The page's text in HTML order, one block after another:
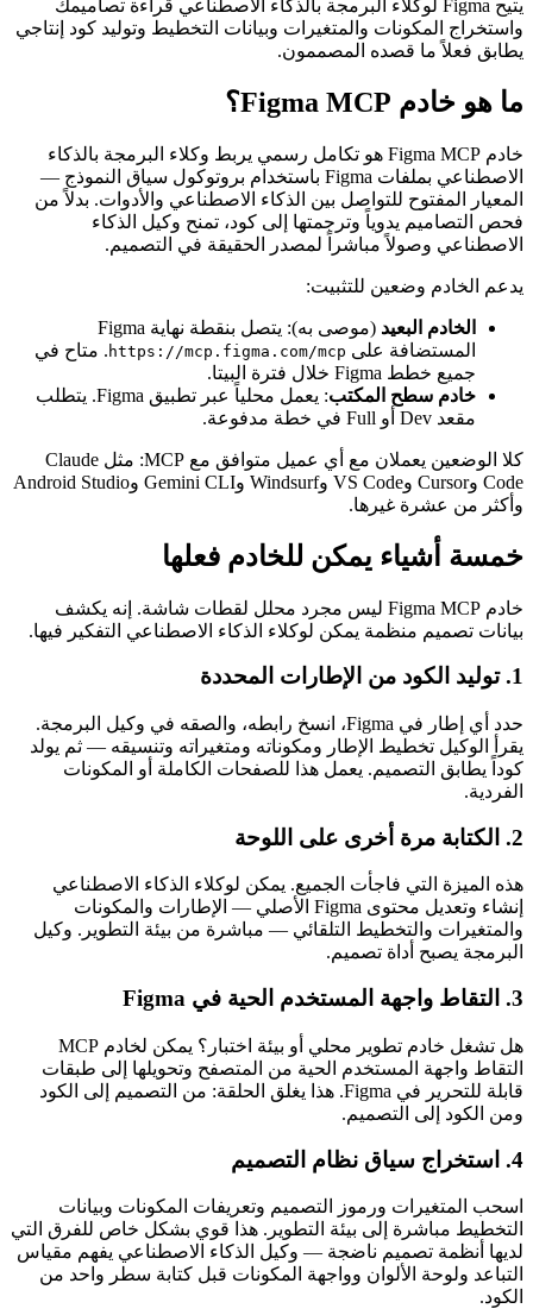
يتيح Figma لوكلاء البرمجة بالذكاء الاصطناعي قراءة تصاميمك
واستخراج المكونات والمتغيرات وبيانات التخطيط وتوليد كود إنتاجي
يطابق فعلاً ما قصده المصممون.
ما هو خادم Figma MCP؟
خادم Figma MCP هو تكامل رسمي يربط وكلاء البرمجة بالذكاء
الاصطناعي بملفات Figma باستخدام بروتوكول سياق النموذج —
المعيار المفتوح للتواصل بين الذكاء الاصطناعي والأدوات. بدلاً من
فحص التصاميم يدوياً وترجمتها إلى كود، تمنح وكيل الذكاء
الاصطناعي وصولاً مباشراً لمصدر الحقيقة في التصميم.
يدعم الخادم وضعين للتثبيت:
الخادم البعيد
(موصى به): يتصل بنقطة نهاية Figma
المستضافة على https://mcp.figma.com/mcp. متاح في
جميع خطط Figma خلال فترة البيتا.
خادم سطح المكتب
: يعمل محلياً عبر تطبيق Figma. يتطلب
مقعد Dev أو Full في خطة مدفوعة.
كلا الوضعين يعملان مع أي عميل متوافق مع MCP: مثل Claude
Code وCursor وVS Code وWindsurf وGemini CLI وAndroid Studio
وأكثر من عشرة غيرها.
خمسة أشياء يمكن للخادم فعلها
خادم Figma MCP ليس مجرد محلل لقطات شاشة. إنه يكشف
بيانات تصميم منظمة يمكن لوكلاء الذكاء الاصطناعي التفكير فيها.
1. توليد الكود من الإطارات المحددة
حدد أي إطار في Figma، انسخ رابطه، والصقه في وكيل البرمجة.
يقرأ الوكيل تخطيط الإطار ومكوناته ومتغيراته وتنسيقه — ثم يولد
كوداً يطابق التصميم. يعمل هذا للصفحات الكاملة أو المكونات
الفردية.
2. الكتابة مرة أخرى على اللوحة
هذه الميزة التي فاجأت الجميع. يمكن لوكلاء الذكاء الاصطناعي
إنشاء وتعديل محتوى Figma الأصلي — الإطارات والمكونات
والمتغيرات والتخطيط التلقائي — مباشرة من بيئة التطوير. وكيل
البرمجة يصبح أداة تصميم.
3. التقاط واجهة المستخدم الحية في Figma
هل تشغل خادم تطوير محلي أو بيئة اختبار؟ يمكن لخادم MCP
التقاط واجهة المستخدم الحية من المتصفح وتحويلها إلى طبقات
قابلة للتحرير في Figma. هذا يغلق الحلقة: من التصميم إلى الكود
ومن الكود إلى التصميم.
4. استخراج سياق نظام التصميم
اسحب المتغيرات ورموز التصميم وتعريفات المكونات وبيانات
التخطيط مباشرة إلى بيئة التطوير. هذا قوي بشكل خاص للفرق التي
لديها أنظمة تصميم ناضجة — وكيل الذكاء الاصطناعي يفهم مقياس
التباعد ولوحة الألوان وواجهة المكونات قبل كتابة سطر واحد من
الكود.